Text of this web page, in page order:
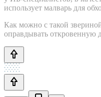
использует малварь для
Как можно с такой
оправдывать